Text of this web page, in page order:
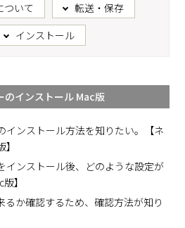
ついて
転送・保存
インストール
のインストール Mac版
インストール方法を知りたい。【ネ
インストール後、どのような設定が
】
るか確認するため、確認方法が知り